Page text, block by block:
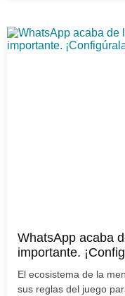
WhatsApp acaba
importante.
El ecosistema de la
sus reglas del juego